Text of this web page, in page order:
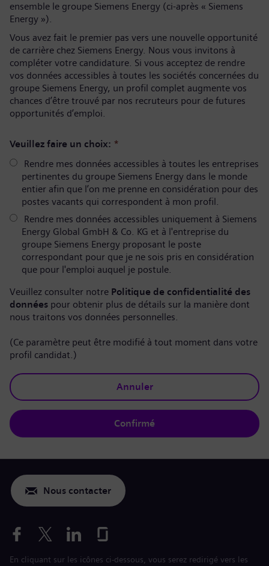
ensemble le groupe Siemens Energy (ci-après « Siemens
Energy »).
Vous avez fait le premier pas vers une nouvelle opportunité
de carrière chez Siemens Energy. Nous vous invitons à
compléter votre candidature. Si vous acceptez de rendre
vos données accessibles à toutes les sociétés concernées du
groupe Siemens Energy, un profil complet augmente vos
chances d’être trouvé par nos recruteurs pour de futures
opportunités d’emploi.
Veuillez faire un choix: *
Rendre mes données accessibles à toutes les entreprises
pertinentes du groupe Siemens Energy dans le monde
entier afin que l’on me prenne en considération pour des
postes vacants qui correspondent à mon profil.
Rendre mes données accessibles uniquement à Siemens
Energy Global GmbH & Co. KG et à l'entreprise du
groupe Siemens Energy proposant le poste
correspondant pour que je ne sois pris en considération
que pour l'emploi auquel je postule.
Veuillez consulter notre Politique de confidentialité des
données pour obtenir plus de détails sur la manière dont
nous traitons vos données personnelles.
(Ce paramètre peut être modifié à tout moment dans votre
profil candidat.)
Annuler
Confirmé
Nous contacter
En cliquant sur les icônes ci-dessous, vous serez redirigé vers les